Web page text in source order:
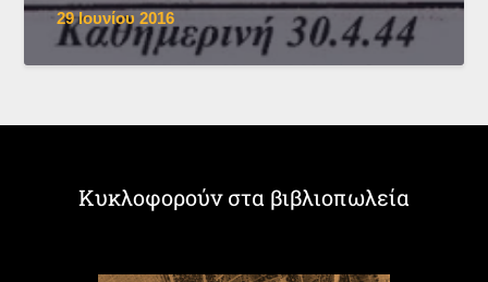
29 Ιουνίου 2016
Κυκλοφορούν στα βιβλιοπωλεία